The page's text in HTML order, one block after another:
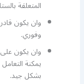
المتعلقة
وان يكون
وفوري.
وان يكون على
يمكنة
بشكل جيد.